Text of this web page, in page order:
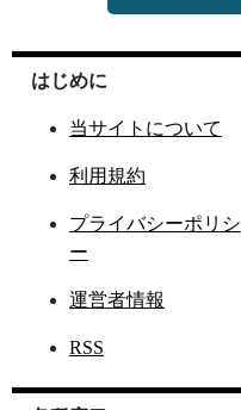
はじめに
当サイトについて
利用規約
プライバシーポリシ
ー
運営者情報
RSS